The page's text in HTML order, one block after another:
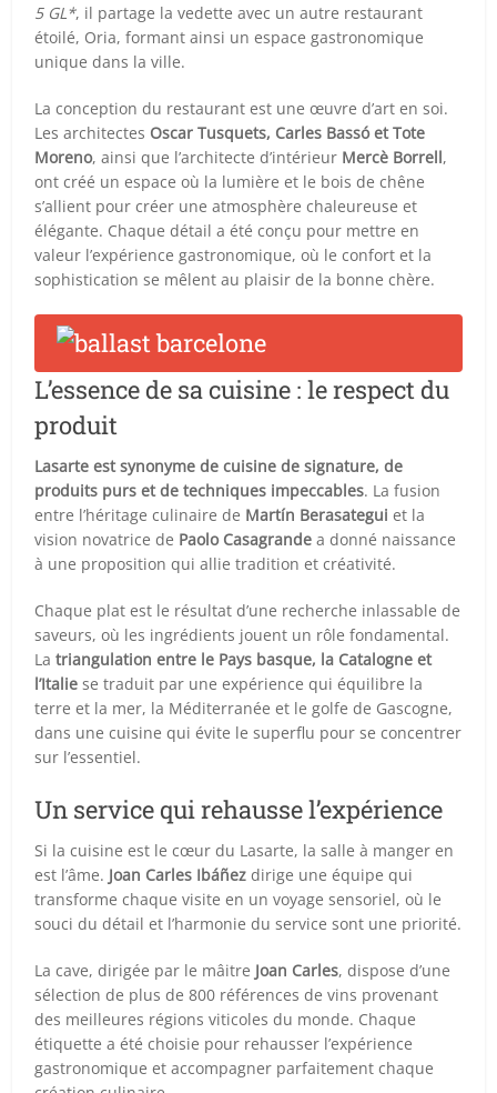
5GL*, il partage la vedette avec un autre restaurant
étoilé, Oria, formant ainsi un espace gastronomique
unique dans la ville.
La conception du restaurant est une œuvre d’art en soi.
Les architectes Oscar Tusquets, Carles Bassó et Tote
Moreno, ainsi que l’architecte d’intérieur Mercè Borrell,
ont créé un espace où la lumière et le bois de chêne
s’allient pour créer une atmosphère chaleureuse et
élégante. Chaque détail a été conçu pour mettre en
valeur l’expérience gastronomique, où le confort et la
sophistication se mêlent au plaisir de la bonne chère.
L’essence de sa cuisine : le respect du
produit
Lasarte est synonyme de cuisine de signature, de
produits purs et de techniques impeccables. La fusion
entre l’héritage culinaire de Martín Berasategui et la
vision novatrice de Paolo Casagrande a donné naissance
à une proposition qui allie tradition et créativité.
Chaque plat est le résultat d’une recherche inlassable de
saveurs, où les ingrédients jouent un rôle fondamental.
Latriangulation entre le Pays basque, la Catalogne et
l’Italie se traduit par une expérience qui équilibre la
terre et la mer, la Méditerranée et le golfe de Gascogne,
dans une cuisine qui évite le superflu pour se concentrer
sur l’essentiel.
Un service qui rehausse l’expérience
Si la cuisine est le cœur du Lasarte, la salle à manger en
est l’âme. Joan Carles Ibáñez dirige une équipe qui
transforme chaque visite en un voyage sensoriel, où le
souci du détail et l’harmonie du service sont une priorité.
La cave, dirigée par le mâitre Joan Carles, dispose d’une
sélection de plus de 800 références de vins provenant
des meilleures régions viticoles du monde. Chaque
étiquette a été choisie pour rehausser l’expérience
gastronomique et accompagner parfaitement chaque